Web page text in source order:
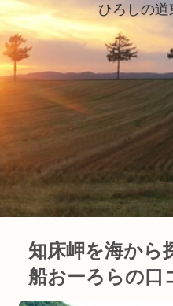
ひろしの
知床岬を海から
船おーろらの口